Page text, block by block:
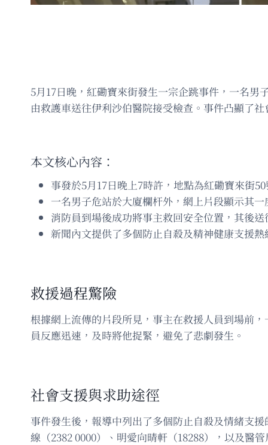
5月17日晚，紅磡寶來街發生一宗企跳事件，一名
由救護車送往伊利沙伯醫院接受檢查。事件凸顯了
本文核心內容：
事發於5月17日晚上7時許，地點為紅磡寶來街
一名男子危站於大廈欄杆外，網上片段顯示其一
消防員到場後成功將事主救回安全位置，其後送
新聞內文提供了多個防止自殺及精神健康支援熱
救援過程驚險
根據網上流傳的片段所見，事主在救援人員到場前
員反應迅速，及時將他捉緊，避免了悲劇發生。
社會支援與求助途徑
事件發生後，報導中列出了多個防止自殺及情緒支
線（2382 0000）、明愛向晴軒（18288），以及醫